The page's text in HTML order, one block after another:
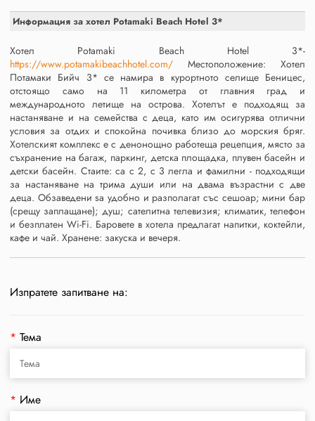
Информация за хотел Potamaki Beach Hotel 3*
Хотел Potamaki Beach Hotel 3*-
https://www.potamakibeachhotel.com/ Местоположение: Хотел
Потамаки Бийч 3* се намира в курортното селище Беницес,
отстоящо само на 11 километра от главния град и
международното летище на острова. Хотелът е подходящ за
настаняване и на семейства с деца, като им осигурява отлични
условия за отдих и спокойна почивка близо до морския бряг.
Хотелският комплекс е с денонощно работеща рецепция, място за
съхранение на багаж, паркинг, детска площадка, плувен басейн и
детски басейн. Стаите: са с 2, с 3 легла и фамилни - подходящи
за настаняване на трима души или на двама възрастни с две
деца. Oбзаведени sa удобно и разполагат със сешоар; мини бар
(срещу заплащане); душ; сателитна телевизия; климатик, телефон
и безплатен Wi-Fi. Баровете в хотела предлагат напитки, коктейли,
кафе и чай. Хранене: закуска и вечеря.
Изпратете запитване на:
* Тема
* Име